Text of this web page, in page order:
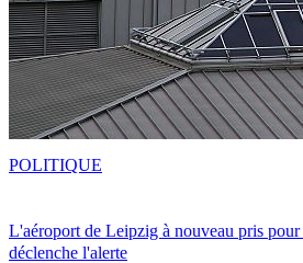
L'aéroport de Leipzig à nouveau pris
déclenche l'alerte
POLITIQUE